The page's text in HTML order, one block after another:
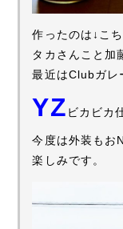
作ったのは↓こ
タカさんこと加
最近はClubガレ
YZ ビカビカ
今度は外装もお
楽しみです。